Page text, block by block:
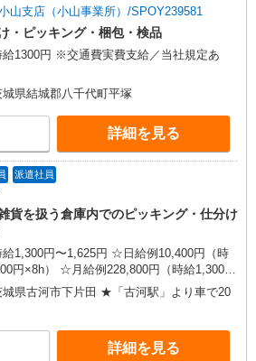
山支店（小山事業所）/SPOY239581
・ピッキング・梱包・検品
給1300円 ※交通費実費支給／当社規定あ
城県結城郡八千代町平塚
詳細を見る
派遣社員
貨を扱う倉庫内でのピッキング・仕分け
給1,300円〜1,625円 ☆日給例10,400円（時
円×8h） ☆月給例228,800円（時給1,300円
日） ※経験・能力等による
城県古河市下片田 ★「古河駅」より車で20
詳細を見る